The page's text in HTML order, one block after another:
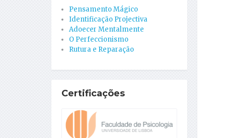
Pensamento Mágico
Identificação Projectiva
Adoecer Mentalmente
O Perfeccionismo
Rutura e Reparação
Certificações